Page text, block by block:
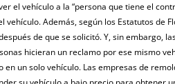
el vehículo a la “persona que tiene el
vehículo. Además, según los Estatutos de
de que se solicitó. Y, sin embargo,
hicieran un reclamo por ese mismo
en un solo vehículo. Las empresas de